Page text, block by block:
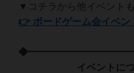
▼コチラから他イベント
👉 ボードゲーム会イベン
イベントにつ